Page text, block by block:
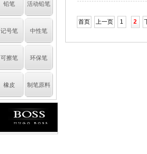
铅笔 活动铅笔
记号笔 中性笔
可擦笔 环保笔
橡皮 制笔原料
首页 上一页 1 2